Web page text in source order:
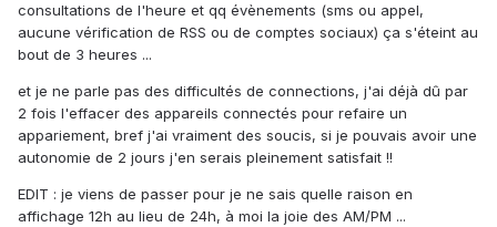
consultations de l'heure et qq évènements (sms ou appel,
aucune vérification de RSS ou de comptes sociaux) ça s'éteint au
bout de 3 heures ...
et je ne parle pas des difficultés de connections, j'ai déjà dû par
2 fois l'effacer des appareils connectés pour refaire un
appariement, bref j'ai vraiment des soucis, si je pouvais avoir une
autonomie de 2 jours j'en serais pleinement satisfait !!
EDIT : je viens de passer pour je ne sais quelle raison en
affichage 12h au lieu de 24h, à moi la joie des AM/PM ...